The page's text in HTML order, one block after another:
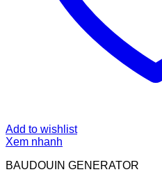
Add to wishlist
Xem nhanh
BAUDOUIN GENERATOR